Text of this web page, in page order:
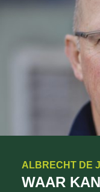
ALBRECHT DE
WAAR